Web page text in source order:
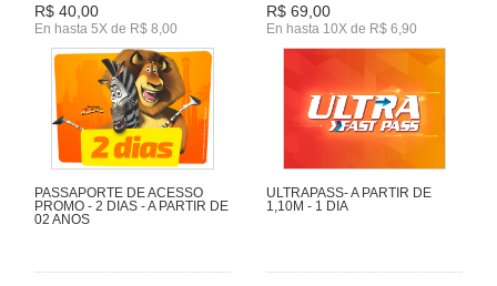
R$ 40,00
En hasta 5X de R$ 8,00
R$ 69,00
En hasta 10X de R$ 6,90
PASSAPORTE DE ACESSO
PROMO - 2 DIAS - A PARTIR DE
02 ANOS
ULTRAPASS- A PARTIR DE
1,10M - 1 DIA